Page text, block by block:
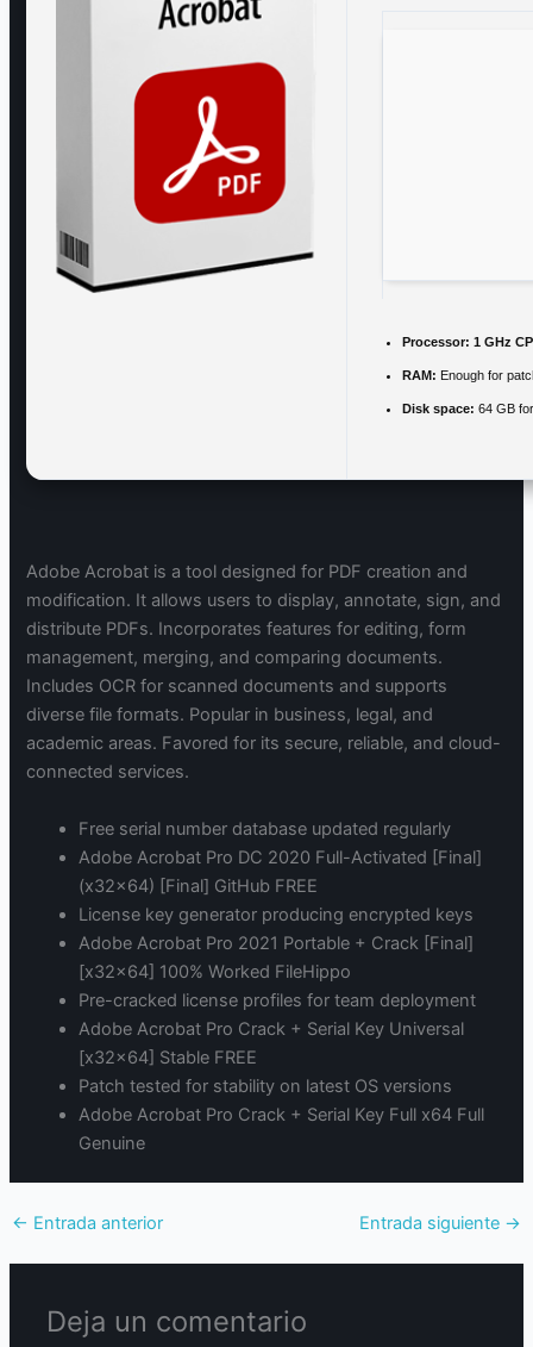
Processor: 1 GHz
RAM: Enough for
Disk space: 64 GB
Adobe Acrobat is a tool designed for PDF creation and
modification. It allows users to display, annotate, sign, and
distribute PDFs. Incorporates features for editing, form
management, merging, and comparing documents.
Includes OCR for scanned documents and supports
diverse file formats. Popular in business, legal, and
academic areas. Favored for its secure, reliable, and cloud-
connected services.
Free serial number database updated regularly
Adobe Acrobat Pro DC 2020 Full-Activated [Final]
(x32x64) [Final] GitHub FREE
License key generator producing encrypted keys
Adobe Acrobat Pro 2021 Portable + Crack [Final]
[x32x64] 100% Worked FileHippo
Pre-cracked license profiles for team deployment
Adobe Acrobat Pro Crack + Serial Key Universal
[x32x64] Stable FREE
Patch tested for stability on latest OS versions
Adobe Acrobat Pro Crack + Serial Key Full x64 Full
Genuine
← Entrada anterior Entrada siguiente →
Deja un comentario